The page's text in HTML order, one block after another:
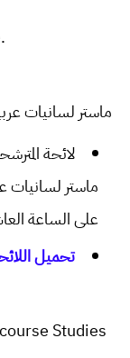
ماستر لسانيات
لائحة
ماستر لسانيات
على الساعة
تحميل
Studies